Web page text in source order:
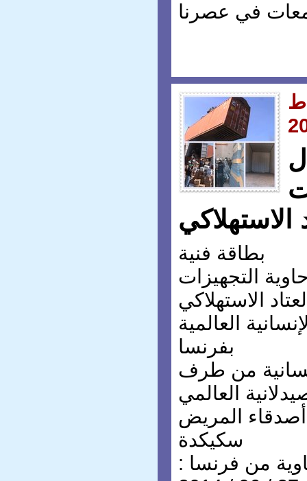
الاستهلاكي
بطاقة فنية
التجهيزات
الاستهلاكي
العالمية
بفرنسا
من طرف
العالمي
المريض
سكيكدة
من فرنسا :